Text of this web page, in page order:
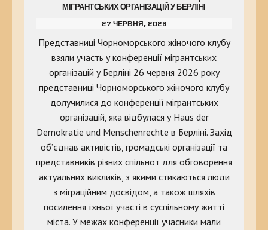
МІГРАНТСЬКИХ ОРГАНІЗАЦІЙ У БЕРЛІНІ
27 ЧЕРВНЯ, 2026
Представниці Чорноморського жіночого клубу
взяли участь у конференції мігрантських
організацій у Берліні 26 червня 2026 року
представниці Чорноморського жіночого клубу
долучилися до конференції мігрантських
організацій, яка відбулася у Haus der
Demokratie und Menschenrechte в Берліні. Захід
об’єднав активістів, громадські організації та
представників різних спільнот для обговорення
актуальних викликів, з якими стикаються люди
з міграційним досвідом, а також шляхів
посилення їхньої участі в суспільному житті
міста. У межах конференції учасники мали